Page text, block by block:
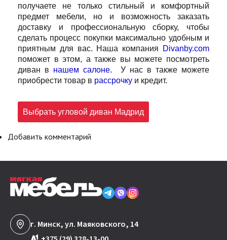
получаете не только стильный и комфортный
предмет мебели, но и возможность заказать
доставку и профессиональную сборку, чтобы
сделать процесс покупки максимально удобным и
приятным для вас. Наша компания
Divanby.com
поможет в этом, а также вы можете посмотреть
диван в нашем салоне. У нас в также можете
приобрести товар в рассрочку и кредит.
Выбрать угловой диван Мадрид
Добавить комментарий
г. Минск, ул. Маяковского, 14